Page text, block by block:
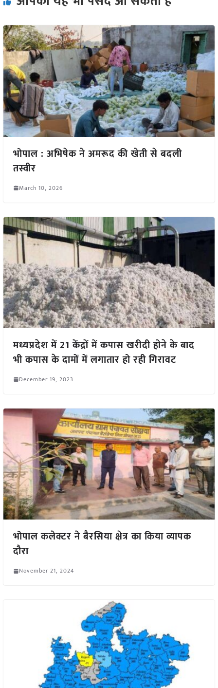
भोपाल : अभिषेक ने अमरूद की खेती से बदली
तस्वीर
March 10, 2026
मध्यप्रदेश में 21 केंद्रों में कपास खरीदी होने के बाद
भी कपास के दामों में लगातार हो रही गिरावट
December 19, 2023
भोपाल कलेक्टर ने बैरसिया क्षेत्र का किया व्यापक
दौरा
November 21, 2024